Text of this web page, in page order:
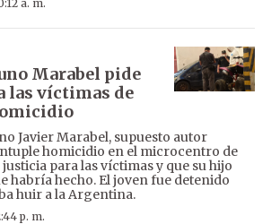
a. m.
Marabel pide
las víctimas de
Javier Marabel, supuesto autor
homicidio en el microcentro de
para las víctimas y que su hijo
habría hecho. El joven fue detenido
huir a la Argentina.
p. m.